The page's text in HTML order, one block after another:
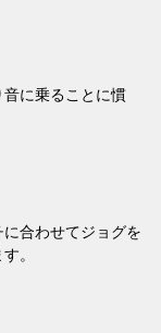
に乗ることに慣
合わせてジョグを
。